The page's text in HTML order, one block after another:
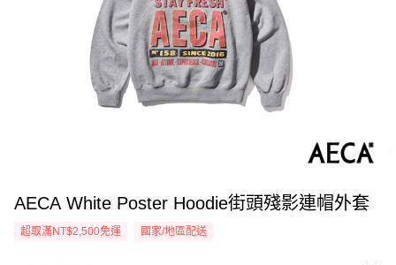
AECA White Poster Hoodie街頭殘影連帽外套
超取滿NT$2,500免運 國家/地區配送